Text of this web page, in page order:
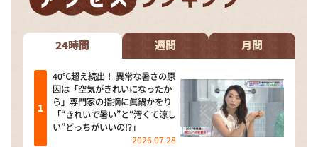
24時間 週間 月間
40℃超え続出！ 異常な暑さの原
因は「空気がきれいになったか
ら」専門家の指摘に眞鍋かをり
「“きれいで暑い”と“汚くて涼し
い”どっちがいいの!?」
2026.07.28